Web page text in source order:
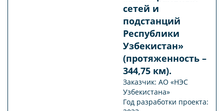
сетей и
подстанций
Республики
Узбекистан»
(протяженность –
344,75 км).
Заказчик: АО «НЭС
Узбекистана»
Год разработки проекта: